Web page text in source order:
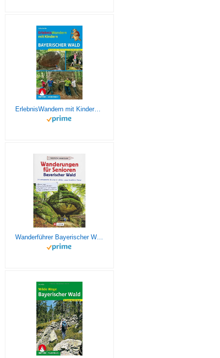
ErlebnisWandern mit Kindern Bayerischer Wald: 42 Touren mit GPS-Tracks und vielen Freizeittipps. (Rother Wanderbuch)